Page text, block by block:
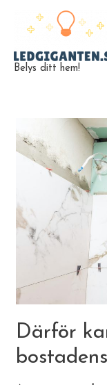
Belys ditt hem!
Därför